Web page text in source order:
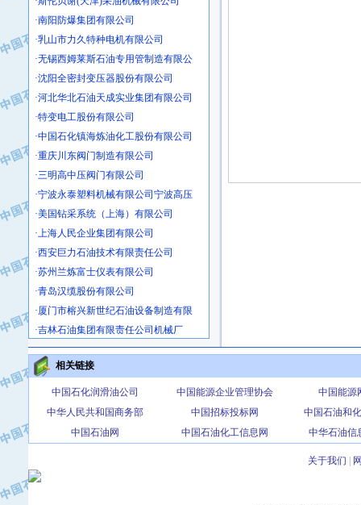
·南阳防爆集团有限公司
·乳山市力久特种电机有限公司
·无锡西姆莱斯石油专用管制造有限公
·沈阳全密封变压器股份有限公司
·河北华北石油天成实业集团有限公司
·特变电工股份有限公司
·中国石化镇海炼油化工股份有限公司
·重庆川东阀门制造有限公司
·三明高中压阀门有限公司
·宁波永泰塑料机械有限公司宁波高压
·美国钻采系统（上海）有限公司
·上海人民企业集团有限公司
·西安巨力石油技术有限责任公司
·苏州兰炼富士仪表有限公司
·青岛汉缆股份有限公司
·厦门市榕兴新世纪石油设备制造有限
·吉林石油集团有限责任公司机械厂
·大港油田集团中成机械制造有限公司
·承德司达石油装备开发公司
·大港油田集团中成机械制造有限公司
·四川明星电缆有限公司
·中国石油大庆石油化工总厂
·北京三盈联合石油技术有限公司
·北京长空工业有限公司
相关链接
中国石化润滑油公司 中国能源企业管理协会
中国能源
中华人民共和国商务部
中国招标投标网
中国石油和
中国石油网
中国石油化工信息网 中华石油信
关于我们